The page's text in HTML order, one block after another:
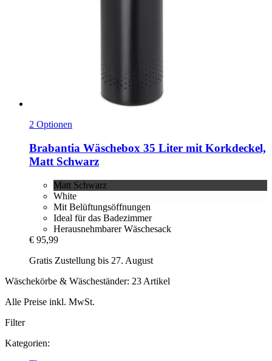
2 Optionen
Brabantia Wäschebox 35 Liter mit Korkdeckel,
Matt Schwarz
Matt Schwarz
White
Mit Belüftungsöffnungen
Ideal für das Badezimmer
Herausnehmbarer Wäschesack
€ 95,99
Gratis Zustellung bis 27. August
Wäschekörbe & Wäscheständer: 23 Artikel
Alle Preise inkl. MwSt.
Filter
Kategorien: